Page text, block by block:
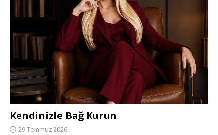
Kendinizle Bağ Kurun
29 Temmuz 2026